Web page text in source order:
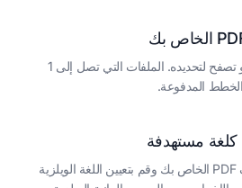
اسحب وإفلات ملفك أو تصفح لتحديده. الملفات التي تصل إلى 1
المدفوعة.
كلغة مستهدفة
حدد اللغة الأصلية لملف PDF الخاص بك وقم بتعيين اللغة الويلزية